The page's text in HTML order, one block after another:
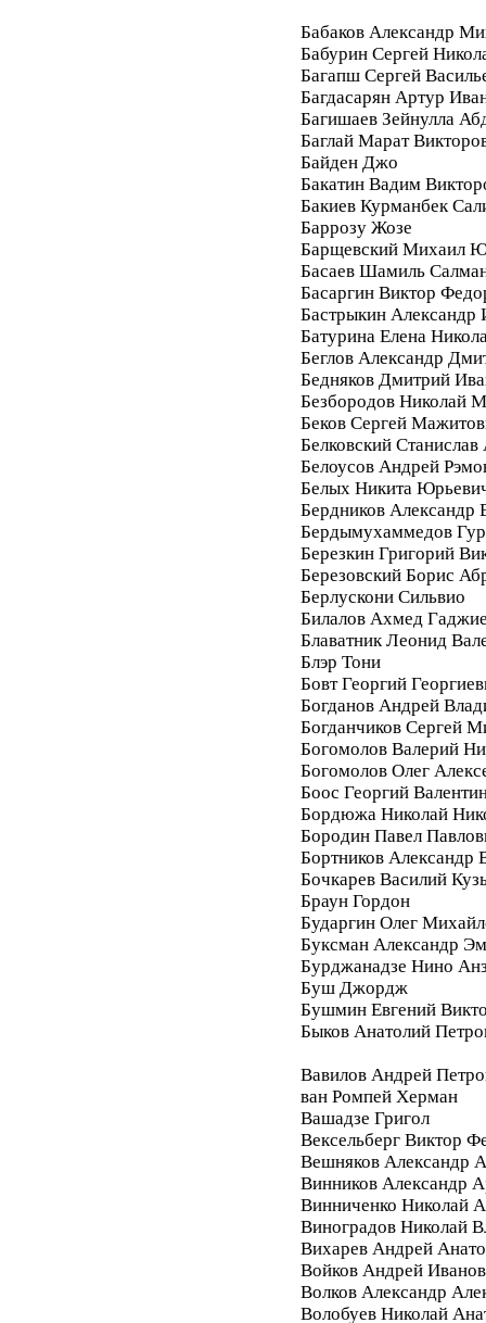
Бабаков Александр
Бабурин Сергей
Багапш Сергей
Багдасарян Артур
Багишаев Зейнулла
Баглай Марат
Байден Джо
Бакатин Вадим
Бакиев Курманбек
Баррозу Жозе
Барщевский Михаил
Басаев Шамиль
Басаргин Виктор
Бастрыкин Александр
Батурина Елена
Беглов Александр
Бедняков Дмитрий
Безбородов Николай
Беков Сергей
Белковский
Белоусов Андрей
Белых Никита
Бердников Александр
Бердымухаммедов
Березкин Григорий
Березовский Борис
Берлускони Сильвио
Билалов Ахмед
Блаватник Леонид
Блэр Тони
Бовт Георгий
Богданов Андрей
Богданчиков Сергей
Богомолов Валерий
Богомолов Олег
Боос Георгий
Бордюжа Николай
Бородин Павел
Бортников Александр
Бочкарев Василий
Браун Гордон
Бударгин Олег
Буксман Александр
Бурджанадзе Нино
Буш Джордж
Бушмин Евгений
Быков Анатолий
Вавилов Андрей
ван Ромпей Херман
Вашадзе Григол
Вексельберг Виктор
Вешняков Александр
Винников Александр
Винниченко Николай
Виноградов Николай
Вихарев Андрей
Войков Андрей
Волков Александр
Волобуев Николай